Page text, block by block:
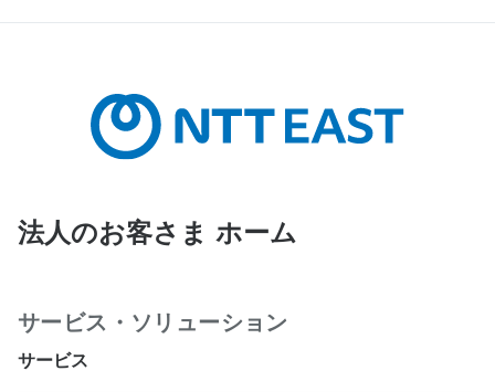
法人のお客さま ホーム
サービス・ソリューション
サービス